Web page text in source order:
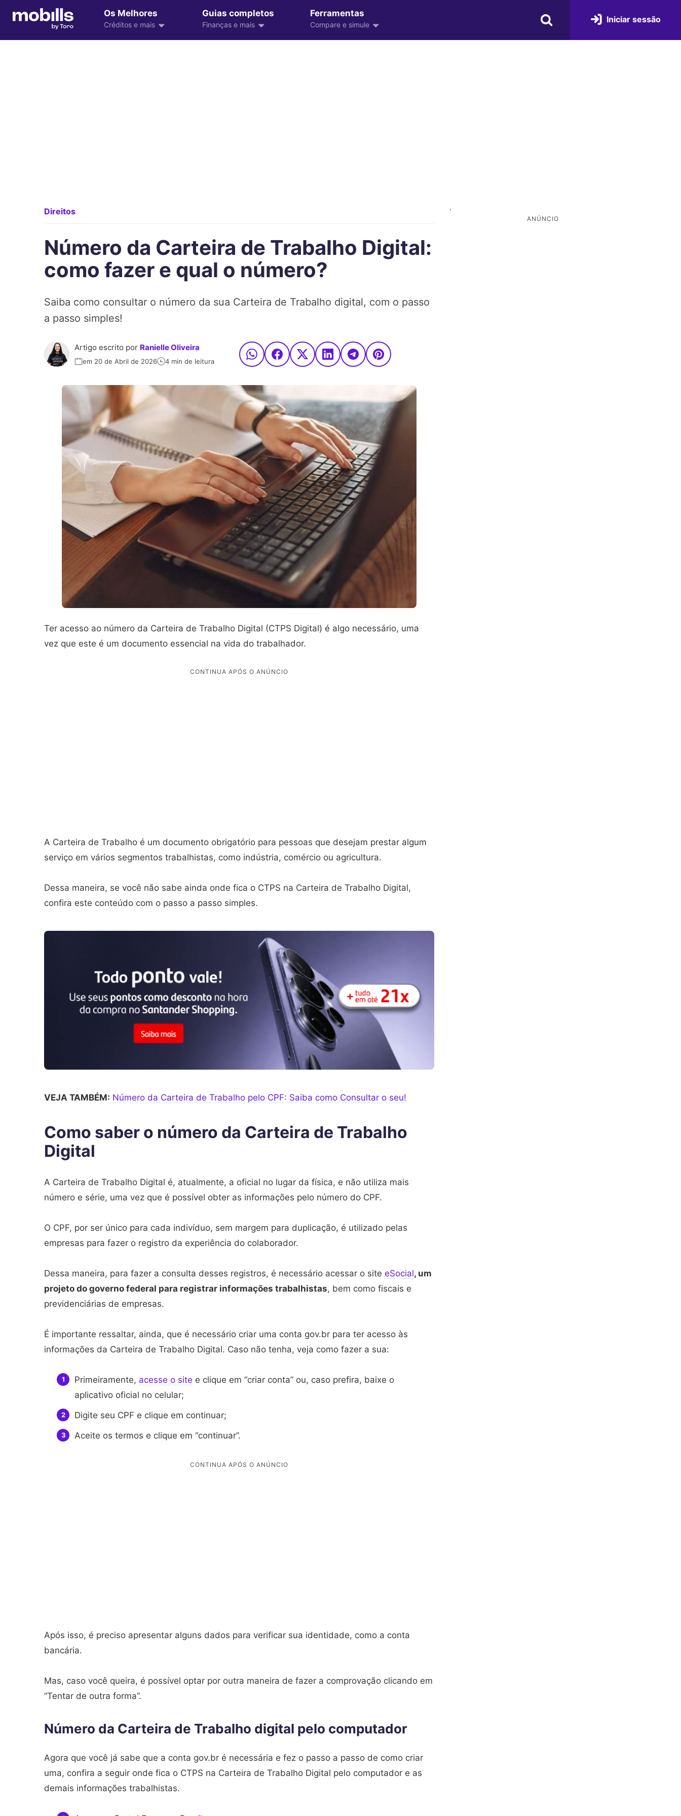
Os Melhores
Créditos e mais
Guias completos
Finanças e mais
Ferramentas
Compare e simule
Iniciar sessão
Direitos
Número da Carteira de Trabalho Digital:
como fazer e qual o número?
Saiba como consultar o número da sua Carteira de Trabalho digital, com o passo
a passo simples!
Artigo escrito por Ranielle Oliveira
em 20 de Abril de 2026 4 min de leitura
Ter acesso ao número da Carteira de Trabalho Digital (CTPS Digital) é algo necessário, uma
vez que este é um documento essencial na vida do trabalhador.
A Carteira de Trabalho é um documento obrigatório para pessoas que desejam prestar algum
serviço em vários segmentos trabalhistas, como indústria, comércio ou agricultura.
Dessa maneira, se você não sabe ainda onde fica o CTPS na Carteira de Trabalho Digital,
confira este conteúdo com o passo a passo simples.
VEJA TAMBÉM: Número da Carteira de Trabalho pelo CPF: Saiba como Consultar o seu!
Como saber o número da Carteira de Trabalho
Digital
A Carteira de Trabalho Digital é, atualmente, a oficial no lugar da física, e não utiliza mais
número e série, uma vez que é possível obter as informações pelo número do CPF.
O CPF, por ser único para cada indivíduo, sem margem para duplicação, é utilizado pelas
empresas para fazer o registro da experiência do colaborador.
Dessa maneira, para fazer a consulta desses registros, é necessário acessar o site eSocial, um
projeto do governo federal para registrar informações trabalhistas, bem como fiscais e
previdenciárias de empresas.
É importante ressaltar, ainda, que é necessário criar uma conta gov.br para ter acesso às
informações da Carteira de Trabalho Digital. Caso não tenha, veja como fazer a sua:
Primeiramente, acesse o site e clique em “criar conta” ou, caso prefira, baixe o
aplicativo oficial no celular;
Digite seu CPF e clique em continuar;
Aceite os termos e clique em “continuar”.
Após isso, é preciso apresentar alguns dados para verificar sua identidade, como a conta
bancária.
Mas, caso você queira, é possível optar por outra maneira de fazer a comprovação clicando em
“Tentar de outra forma”.
Número da Carteira de Trabalho digital pelo computador
Agora que você já sabe que a conta gov.br é necessária e fez o passo a passo de como criar
uma, confira a seguir onde fica o CTPS na Carteira de Trabalho Digital pelo computador e as
demais informações trabalhistas.
.